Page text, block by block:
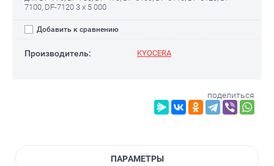
7100, DF-7120 3 x 5 000
Добавить к сравнению
Производитель: KYOCERA
поделиться
ПАРАМЕТРЫ